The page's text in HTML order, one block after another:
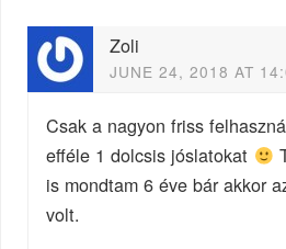
Zoli
JUNE 24, 2018 AT
Csak a nagyon friss
efféle 1 dolcsis jóslatokat
is mondtam 6 éve bár akkor
volt.